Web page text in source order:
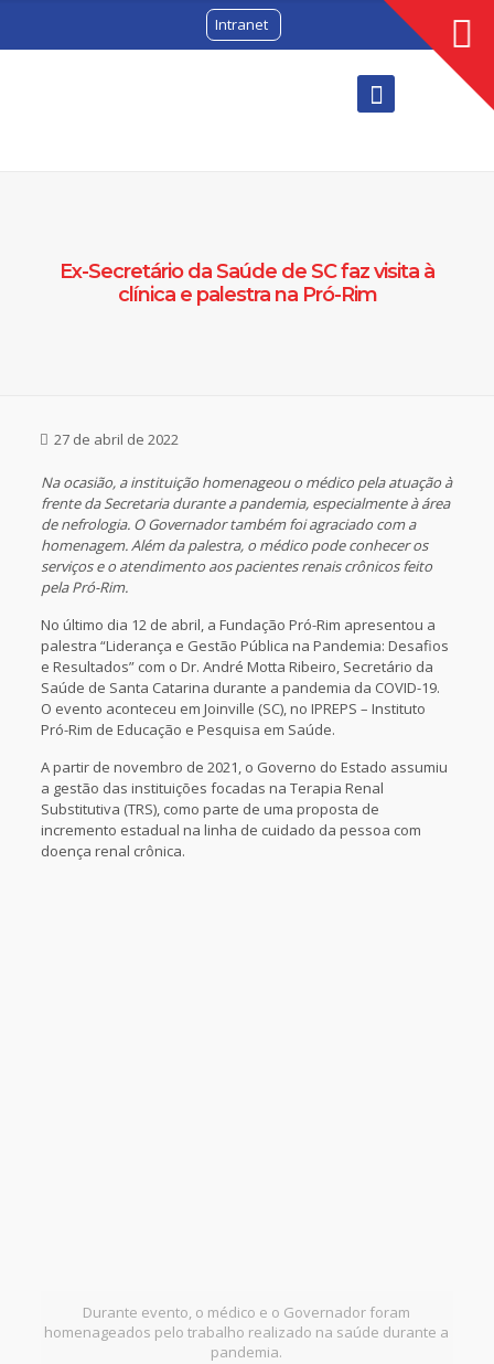
Intranet
Ex-Secretário da Saúde de SC faz visita à
clínica e palestra na Pró-Rim
27 de abril de 2022
Na ocasião, a instituição homenageou o médico pela atuação à
frente da Secretaria durante a pandemia, especialmente à área
de nefrologia. O Governador também foi agraciado com a
homenagem. Além da palestra, o médico pode conhecer os
serviços e o atendimento aos pacientes renais crônicos feito
pela Pró-Rim.
No último dia 12 de abril, a Fundação Pró-Rim apresentou a
palestra “Liderança e Gestão Pública na Pandemia: Desafios
e Resultados” com o Dr. André Motta Ribeiro, Secretário da
Saúde de Santa Catarina durante a pandemia da COVID-19.
O evento aconteceu em Joinville (SC), no IPREPS – Instituto
Pró-Rim de Educação e Pesquisa em Saúde.
A partir de novembro de 2021, o Governo do Estado assumiu
a gestão das instituições focadas na Terapia Renal
Substitutiva (TRS), como parte de uma proposta de
incremento estadual na linha de cuidado da pessoa com
doença renal crônica.
Durante evento, o médico e o Governador foram
homenageados pelo trabalho realizado na saúde durante a
pandemia.